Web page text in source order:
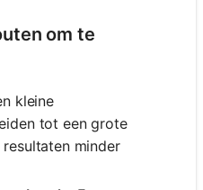
om te
kleine
tot een grote
minder